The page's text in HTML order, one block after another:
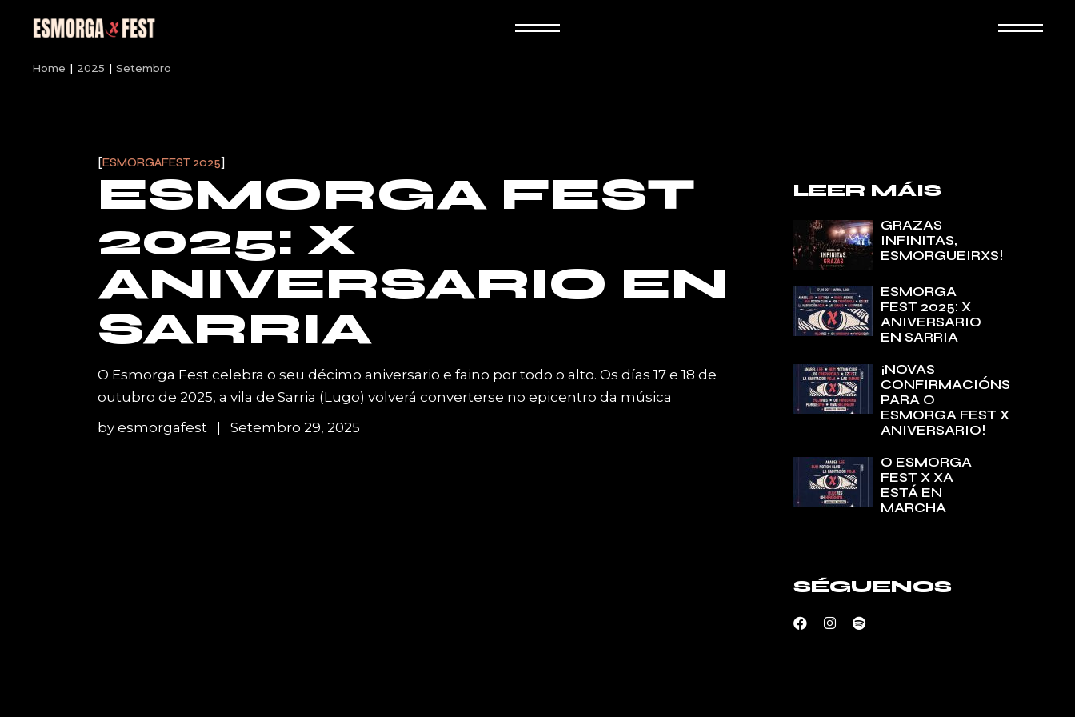
Home 2025 Setembro
ESMORGAFEST 2025
ESMORGA FEST
2025: X
ANIVERSARIO EN
SARRIA
O Esmorga Fest celebra o seu décimo aniversario e faino por todo o alto. Os días 17 e 18 de
outubro de 2025, a vila de Sarria (Lugo) volverá converterse no epicentro da música
by esmorgafest Setembro 29, 2025
LEER MÁIS
GRAZAS
INFINITAS,
ESMORGUEIRXS!
ESMORGA
FEST 2025: X
ANIVERSARIO
EN SARRIA
¡NOVAS
CONFIRMACIÓNS
PARA O
ESMORGA FEST X
ANIVERSARIO!
O ESMORGA
FEST X XA
ESTÁ EN
MARCHA
SÉGUENOS